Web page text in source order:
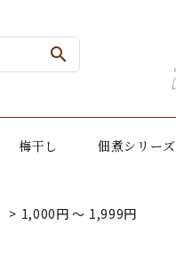
search
梅干し 佃煮シリーズ
> 1,000円 〜 1,999円